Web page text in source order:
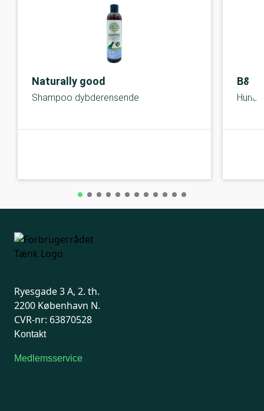
Naturally good
Shampoo dybderensende
B&B
Ryesgade 3 A, 2. th.
2200 København N.
CVR-nr: 63870528
Kontakt
Medlemsservice